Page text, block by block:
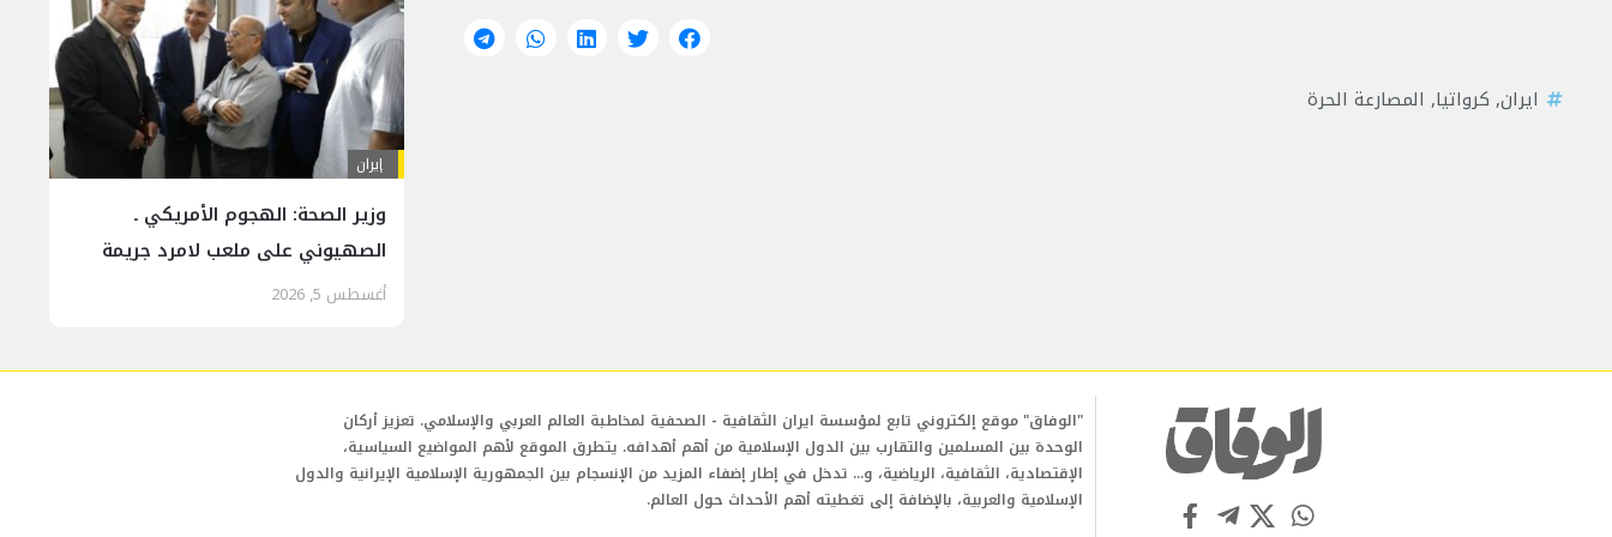
ايران, كرواتيا, المصارعة الحرة
إيران
وزير الصحة: الهجوم الأمريكي ـ
الصهيوني على ملعب لامرد جريمة
سافرة بحق المدنيين العزل
أغسطس 5, 2026
"الوفاق" موقع إلكتروني تابع لمؤسسة ايران الثقافية - الصحفية لمخاطبة العالم العربي والإسلامي. تعزيز أركان
الوحدة بين المسلمين والتقارب بين الدول الإسلامية من أهم أهدافه. يتطرق الموقع لأهم المواضيع السياسية،
الإقتصادية، الثقافية، الرياضية، و... تدخل في إطار إضفاء المزيد من الإنسجام بين الجمهورية الإسلامية الإيرانية والدول
الإسلامية والعربية، بالإضافة إلى تغطيته أهم الأحداث حول العالم.